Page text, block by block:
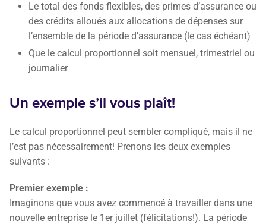
Le total des fonds flexibles, des primes d’assurance ou
des crédits alloués aux allocations de dépenses sur
l’ensemble de la période d’assurance (le cas échéant)
Que le calcul proportionnel soit mensuel, trimestriel ou
journalier
Un exemple s’il vous plaît!
Le calcul proportionnel peut sembler compliqué, mais il ne
l’est pas nécessairement! Prenons les deux exemples
suivants :
Premier exemple :
Imaginons que vous avez commencé à travailler dans une
nouvelle entreprise le 1er juillet (félicitations!). La période